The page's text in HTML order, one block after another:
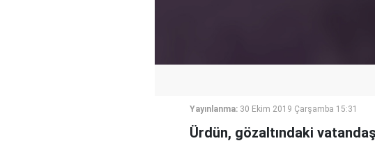
Yayınlanma: 30 Ekim 2019 Çarşamba 15:31
Ürdün, gözaltındaki